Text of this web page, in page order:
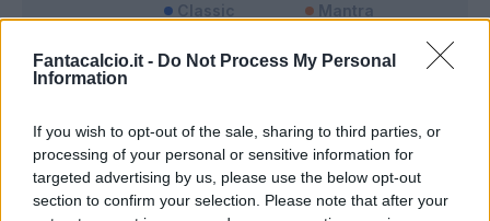
Fantacalcio.it - Do Not Process My Personal
Information
If you wish to opt-out of the sale, sharing to third parties, or
processing of your personal or sensitive information for
targeted advertising by us, please use the below opt-out
section to confirm your selection. Please note that after your
Classic Mantra
Riepilogo stagione
Titolare
Entrato 7 - 18
Squalificato